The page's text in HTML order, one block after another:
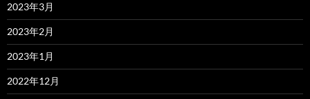
2023年3月
2023年2月
2023年1月
2022年12月